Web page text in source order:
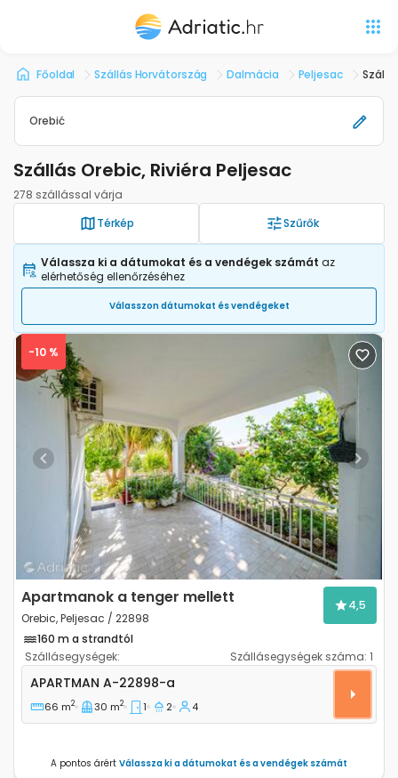
Főoldal Szállás Horvátország Dalmácia Peljesac
Orebić
Szállás Orebic, Riviéra Peljesac
278 szállással várja
Térkép
Szűrők
Válassza ki a dátumokat és a vendégek számát az
elérhetőség ellenőrzéséhez
Válasszon dátumokat és vendégeket
Previous Next
-10 %
Apartmanok a tenger mellett
Orebic, Peljesac / 22898
4,5
160 m a strandtól
Szállásegységek:
Szállásegységek száma: 1
Egyszobás apartman Orebic (Peljesac) A-22898-a
APARTMAN A-22898-a
66 m2 30 m2 1 2 4
A pontos árért Válassza ki a dátumokat és a vendégek számát